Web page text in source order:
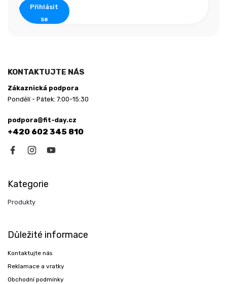
Přihlásit
se
KONTAKTUJTE NÁS
Zákaznická podpora
Pondělí - Pátek: 7:00-15:30
podpora@fit-day.cz
+420 602 345 810
Kategorie
Produkty
Důležité informace
Kontaktujte nás
Reklamace a vratky
Obchodní podmínky